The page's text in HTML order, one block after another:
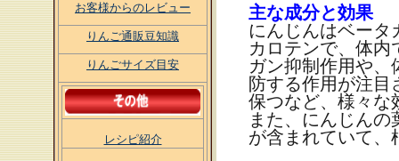
お客様からのレビュー
りんご通販豆知識
りんごサイズ目安
レシピ紹介
主な成分と効果
にんじんはベー
カロテンで、体
ガン抑制作用や
防する作用が注目
保つなど、様々な
また、にんじん
が含まれていて、